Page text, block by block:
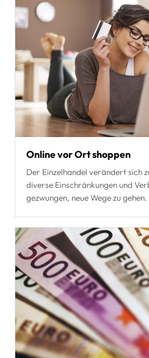
Online vor Ort shoppen
Der Einzelhandel verändert sich
diverse Einschränkungen und
gezwungen, neue Wege zu